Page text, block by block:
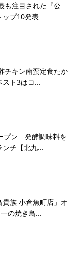
も注目された『公
プ10発表
チキン南蛮定食たか
スト3はコ...
プン 発酵調味料を
ンチ【北九...
族 小倉魚町店」オ
の焼き鳥...